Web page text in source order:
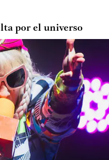
por el universo